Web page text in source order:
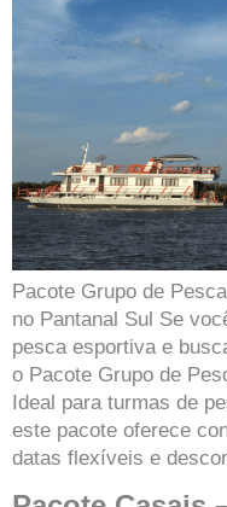
Pacote Grupo de
no Pantanal Sul Se
pesca esportiva e
o Pacote Grupo de
Ideal para turmas de
este pacote oferece
datas flexíveis e